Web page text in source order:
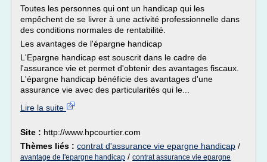
Toutes les personnes qui ont un handicap qui les
empêchent de se livrer à une activité professionnelle dans
des conditions normales de rentabilité.
Les avantages de l'épargne handicap
L'Epargne handicap est souscrit dans le cadre de
l'assurance vie et permet d'obtenir des avantages fiscaux.
L'épargne handicap bénéficie des avantages d'une
assurance vie avec des particularités qui le...
Lire la suite
Site : http://www.hpcourtier.com
Thèmes liés : contrat d'assurance vie epargne handicap /
avantage de l'epargne handicap / contrat assurance vie epargne